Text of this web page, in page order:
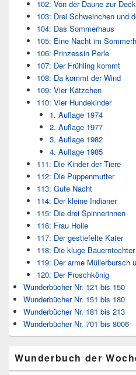
102: Von der Daune zur
103: Drei Schweinchen und
104: Das Sommerhaus
105: Eine Nacht im
106: Prinzessin Perle
107: Der Frühling kommt
108: Da kommt der Wind
109: Vier Kätzchen
110: Vier Hundekinder
1. Auflage 1974
2. Auflage 1977
3. Auflage 1982
4. Auflage 1985
111: Die Kinder der Tiere
112: Die Puppenmutter
113: Gute Nacht
114: Der kleine Indianer
115: Die drei Spinnerinnen
116: Frau Holle
117: Der gestiefelte Kater
118: Die kluge Bauerntochter
119: Der arme Müllerbursch
120: Der Froschkönig
Wunderbücher Nr. 121 bis 150
Wunderbücher Nr. 151 bis 180
Wunderbücher Nr. 181 bis 213
Wunderbücher Nr. 701 bis 8006
Wunderbuch der